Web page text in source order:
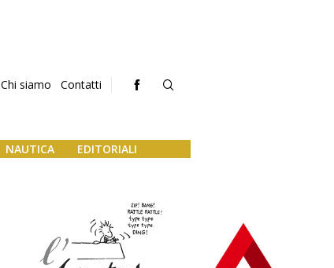
Chi siamo Contatti
NAUTICA EDITORIALI